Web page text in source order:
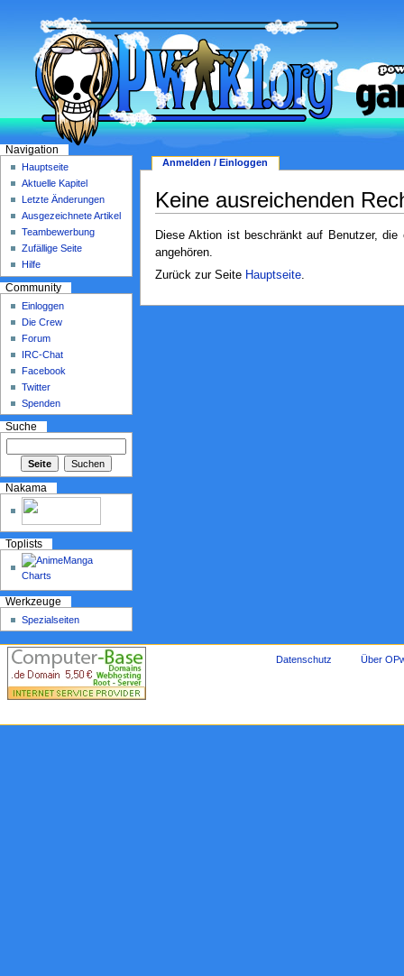
Keine ausreichenden
Diese Aktion ist beschränkt auf Benutzer, die
angehören.
Zurück zur Seite Hauptseite.
Anmelden / Einloggen
Navigation
Hauptseite
Aktuelle Kapitel
Letzte Änderungen
Ausgezeichnete Artikel
Teambewerbung
Zufällige Seite
Hilfe
Community
Einloggen
Die Crew
Forum
IRC-Chat
Facebook
Twitter
Spenden
Suche
Nakama
Toplists
Werkzeuge
Spezialseiten
Datenschutz Über